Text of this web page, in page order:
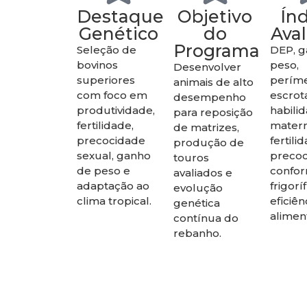
Destaque
Genético
Seleção de
bovinos
superiores
com foco em
produtividade,
fertilidade,
precocidade
sexual, ganho
de peso e
adaptação ao
clima tropical.
Objetivo
do
Programa
Desenvolver
animais de alto
desempenho
para reposição
de matrizes,
produção de
touros
avaliados e
evolução
genética
contínua do
rebanho.
DEP,
peso,